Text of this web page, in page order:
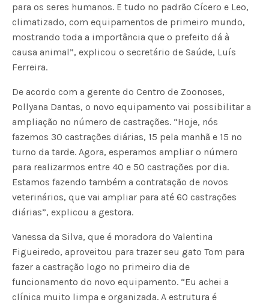
para os seres humanos. E tudo no padrão Cícero e Leo,
climatizado, com equipamentos de primeiro mundo,
mostrando toda a importância que o prefeito dá à
causa animal”, explicou o secretário de Saúde, Luís
Ferreira.
De acordo com a gerente do Centro de Zoonoses,
Pollyana Dantas, o novo equipamento vai possibilitar a
ampliação no número de castrações. “Hoje, nós
fazemos 30 castrações diárias, 15 pela manhã e 15 no
turno da tarde. Agora, esperamos ampliar o número
para realizarmos entre 40 e 50 castrações por dia.
Estamos fazendo também a contratação de novos
veterinários, que vai ampliar para até 60 castrações
diárias”, explicou a gestora.
Vanessa da Silva, que é moradora do Valentina
Figueiredo, aproveitou para trazer seu gato Tom para
fazer a castração logo no primeiro dia de
funcionamento do novo equipamento. “Eu achei a
clínica muito limpa e organizada. A estrutura é